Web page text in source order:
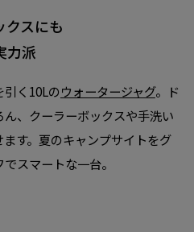
クスにも
力派
く10Lのウォータージャグ。ド
、クーラーボックスや手洗い
す。夏のキャンプサイトをグ
スマートな一台。